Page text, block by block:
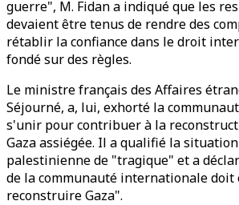
guerre", M. Fidan a indiqué que les
devaient être tenus de rendre des
rétablir la confiance dans le droit
fondé sur des règles.
Le ministre français des Affaires
Séjourné, a, lui, exhorté la
s'unir pour contribuer à la
Gaza assiégée. Il a qualifié la
palestinienne de "tragique" et a
de la communauté internationale
reconstruire Gaza".